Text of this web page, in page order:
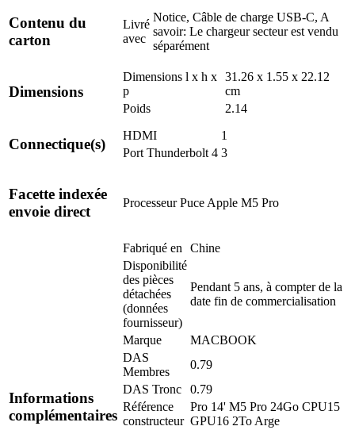
Contenu du
carton
Livré
avec
Notice, Câble de charge USB-C, A
savoir: Le chargeur secteur est vendu
séparément
Dimensions
Dimensions l x h x
p
31.26 x 1.55 x 22.12
cm
Poids
2.14
Connectique(s)
HDMI
1
Port Thunderbolt 4 3
Facette indexée
envoie direct
Processeur Puce Apple M5 Pro
Informations
complémentaires
Fabriqué en
Chine
Disponibilité
des pièces
détachées
(données
fournisseur)
Pendant 5 ans, à compter de la
date fin de commercialisation
Marque
MACBOOK
DAS
Membres
0.79
DAS Tronc
0.79
Référence
constructeur
Pro 14' M5 Pro 24Go CPU15
GPU16 2To Arge